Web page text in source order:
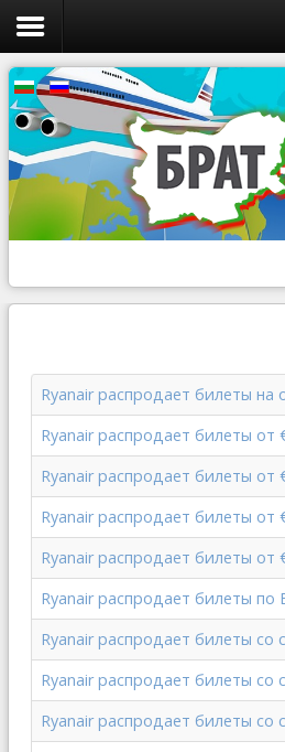
Ryanair распродает билеты на
Ryanair распродает билеты от
Ryanair распродает билеты от
Ryanair распродает билеты от
Ryanair распродает билеты от
Ryanair распродает билеты по
Ryanair распродает билеты со
Ryanair распродает билеты со
Ryanair распродает билеты со